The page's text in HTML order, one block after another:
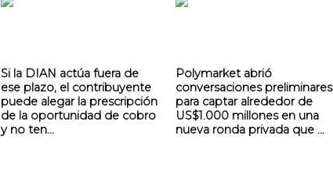
Si la DIAN actúa fuera de
ese plazo, el contribuyente
puede alegar la prescripción
de la oportunidad de cobro
y no ten...
Polymarket abrió
conversaciones preliminares
para captar alrededor de
US$1.000 millones en una
nueva ronda privada que ...